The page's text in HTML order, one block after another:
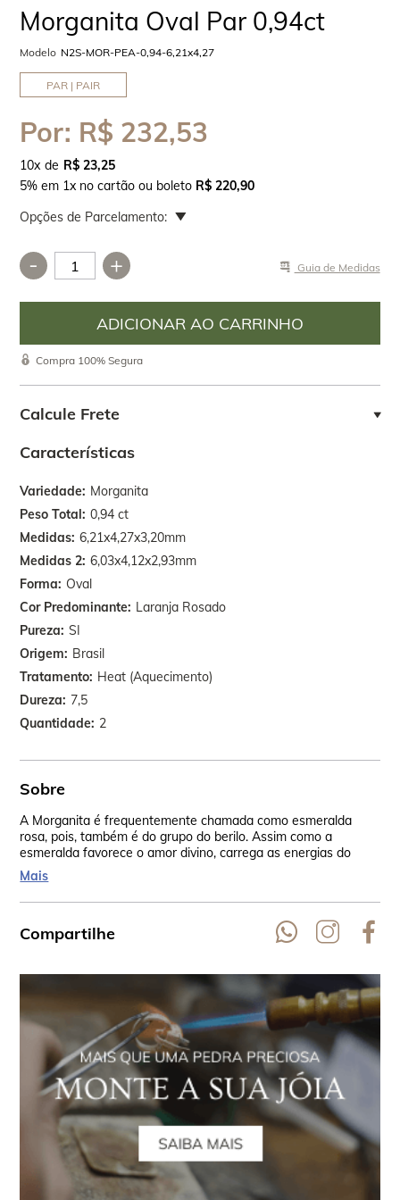
Características
Variedade Morganita
Peso Total 0,94 ct
Medidas 6,21x4,27x3,20mm
Medidas 2 6,03x4,12x2,93mm
Forma Oval
Cor Predominante Laranja Rosado
Pureza SI
Origem Brasil
Tratamento Heat (Aquecimento)
Dureza 7,5
Quantidade 2
Sobre
A Morganita é frequentemente chamada como esmeralda
rosa, pois, também é do grupo do berilo. Assim como a
esmeralda favorece o amor divino, carrega as energias do
amor. Também apresenta inclusões e é considerada uma
pedra rara.
Mais
Compartilhe
Morganita Oval Par 0,94ct
Modelo N2S-MOR-PEA-0,94-6,21x4,27
PAR | PAIR
Por: R$ 232,53
10x
R$ 23,25
5% em 1x no cartão ou boleto R$ 220,90
Opções de Parcelamento:
- + Guia de Medidas
Compra 100% Segura
Calcule Frete